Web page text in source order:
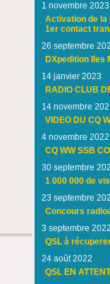
1 novembre 2023
Activation de la
1er contact
26 septembre
DXpedition Iles
14 janvier 2023
RADIO CLUB
14 novembre
VIDEO DU CQ
4 novembre 2022
CQ WW SSB
30 septembre
1 000 000 de
23 septembre
Concours
3 septembre 2022
QSL à
24 août 2022
QSL EN